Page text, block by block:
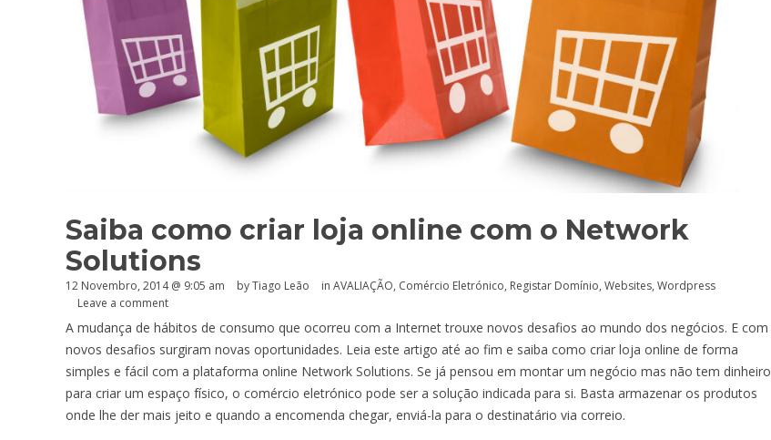
Saiba como criar loja online com o Network
Solutions
12 Novembro, 2014 @ 9:05 am by Tiago Leão in AVALIAÇÃO, Comércio Eletrónico, Registar Domínio, Websites, Wordpress
Leave a comment
A mudança de hábitos de consumo que ocorreu com a Internet trouxe novos desafios ao mundo dos negócios. E com
novos desafios surgiram novas oportunidades. Leia este artigo até ao fim e saiba como criar loja online de forma
simples e fácil com a plataforma online Network Solutions. Se já pensou em montar um negócio mas não tem dinheiro
para criar um espaço físico, o comércio eletrónico pode ser a solução indicada para si. Basta armazenar os produtos
onde lhe der mais jeito e quando a encomenda chegar, enviá-la para o destinatário via correio.